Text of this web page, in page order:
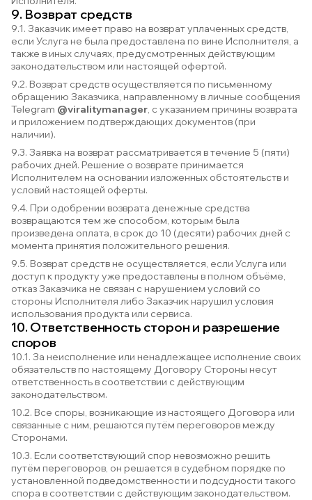
9. Возврат средств
9.1. Заказчик имеет право на возврат уплаченных средств,
если Услуга не была предоставлена по вине Исполнителя, а
также в иных случаях, предусмотренных действующим
законодательством или настоящей офертой.
9.2. Возврат средств осуществляется по письменному
обращению Заказчика, направленному в личные сообщения
Telegram @viralitymanager, с указанием причины возврата
и приложением подтверждающих документов (при
наличии).
9.3. Заявка на возврат рассматривается в течение 5 (пяти)
рабочих дней. Решение о возврате принимается
Исполнителем на основании изложенных обстоятельств и
условий настоящей оферты.
9.4. При одобрении возврата денежные средства
возвращаются тем же способом, которым была
произведена оплата, в срок до 10 (десяти) рабочих дней с
момента принятия положительного решения.
9.5. Возврат средств не осуществляется, если Услуга или
доступ к продукту уже предоставлены в полном объёме,
отказ Заказчика не связан с нарушением условий со
стороны Исполнителя либо Заказчик нарушил условия
использования продукта или сервиса.
10. Ответственность сторон и разрешение
споров
10.1. За неисполнение или ненадлежащее исполнение своих
обязательств по настоящему Договору Стороны несут
ответственность в соответствии с действующим
законодательством.
10.2. Все споры, возникающие из настоящего Договора или
связанные с ним, решаются путём переговоров между
Сторонами.
10.3. Если соответствующий спор невозможно решить
путём переговоров, он решается в судебном порядке по
установленной подведомственности и подсудности такого
спора в соответствии с действующим законодательством.